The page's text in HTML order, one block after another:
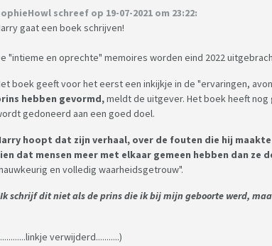
schreef op 19-07-2021 om 23:22:
gaat een boek schrijven!
"intieme en oprechte" memoires worden eind 2022
boek geeft voor het eerst een inkijkje in de "ervaringen,
hebben gevormd,meldt de uitgever. Het boek heeft
gedoneerd aan een goed doel.
hoopt dat zijn verhaal, over de fouten die hij
dat mensen meer met elkaar gemeen hebben dan ze
en volledig waarheidsgetrouw".
schrijf dit niet als de prins die ik bij mijn geboorte werd,
verwijderd...........)